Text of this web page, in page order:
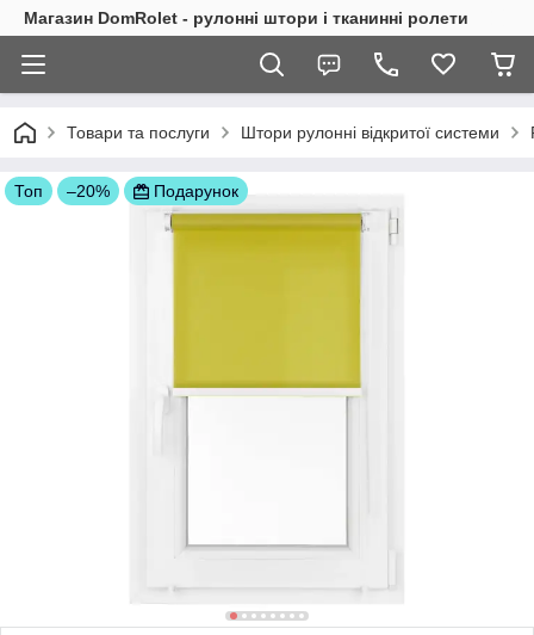
Магазин DomRolet - рулонні штори і тканинні ролети
Товари та послуги Штори рулонні відкритої системи
Топ –20% Подарунок